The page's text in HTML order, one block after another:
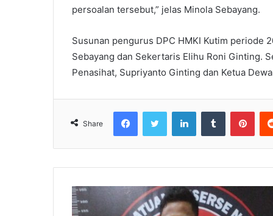
persoalan tersebut,” jelas Minola Sebayang.
Susunan pengurus DPC HMKI Kutim periode
Sebayang dan Sekertaris Elihu Roni Ginting.
Penasihat, Supriyanto Ginting dan Ketua
Share